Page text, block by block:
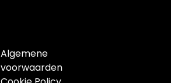
Algemene
voorwaarden